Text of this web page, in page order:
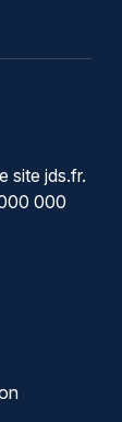
site jds.fr.
000